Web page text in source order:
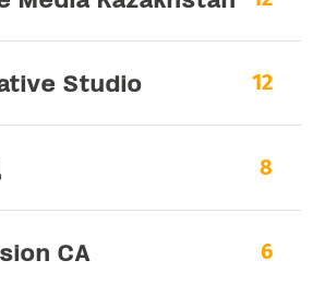
Studio 12
8
CA 6